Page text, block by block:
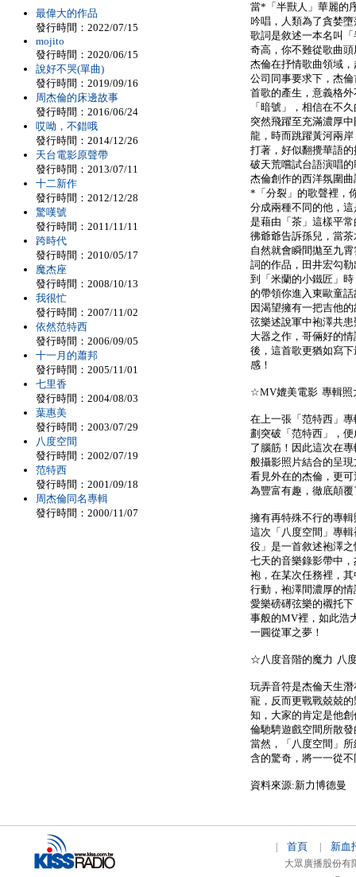
當*「半獸人」華麗的
吟唱，人類為了貪婪
歌詞是敘述一本名叫
奇高，你不難從歌曲
杰倫在抒情歌曲領域
公司同事要求下，杰
首歌的產生，意義格
「暗號」，相信在不
突然飛躍至充滿濃厚
龍，時而跳躍黃河兩
打著，好似翻攪華語
破天荒嚐試台語演唱
杰倫創作的西洋氛圍
*「分裂」的歌聲裡，
分成兩種不同的他，
是藉由「茶」這樣平
彿爺爺告訴孫兒，當
自然就會瞬間拋至九
詞的作品，田井宏勾
到「米蘭的小鐵匠」
的帶領你進入東歐童
因渴望擁有一把吉他
弦樂述說軍中袍澤共
大器之作，哥倆好的
後，這首歌更猶如寫
感！
☆MV媲美電影 專輯照
在上一張「范特西」
劃突破「范特西」，
了腦筋！因此這次在
般攝影照片結合的呈
看見外在的杰倫，更
為豐富有趣，徹底顛
擁有再特殊不行的專
這次「八度空間」專
役」是一首敘述袍澤
七天的音樂錄影帶中
袍，在某次任務裡，
行動，袍澤間濃厚的
愛樂磅礡弦樂的襯托
事般的MV裡，如此浩
一圓從軍之夢！
☆八度音階的魔力 八
玩弄音符是杰倫天生
寵，反而更戰戰兢兢
知，大家的肯定是他
倫馳騁遊戲空間所散
當然，「八度空間」
含的驚奇，將一一從
資料來源:新力博德曼
最偉大的作品
發行時間：2022/07/15
mojito
發行時間：2020/06/15
說好不哭(單曲)
發行時間：2019/09/16
周杰倫的床邊故事
發行時間：2016/06/24
哎呦，不錯哦
發行時間：2014/12/26
天台電影原聲帶
發行時間：2013/07/11
十二新作
發行時間：2012/12/28
驚嘆號
發行時間：2011/11/11
跨時代
發行時間：2010/05/17
魔杰座
發行時間：2008/10/13
我很忙
發行時間：2007/11/02
依然范特西
發行時間：2006/09/05
十一月的蕭邦
發行時間：2005/11/01
七里香
發行時間：2004/08/03
葉惠美
發行時間：2003/07/29
八度空間
發行時間：2002/07/19
范特西
發行時間：2001/09/18
周杰倫同名專輯
發行時間：2000/11/07
首頁 新血
大眾廣播股份有